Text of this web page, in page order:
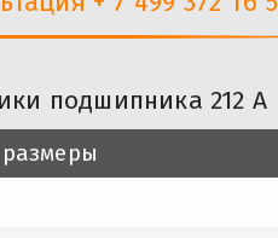
подшипника 212 А